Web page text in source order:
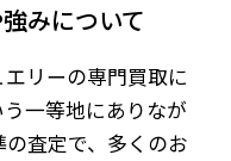
みについて
リーの専門買取に
一等地にありなが
査定で、多くのお